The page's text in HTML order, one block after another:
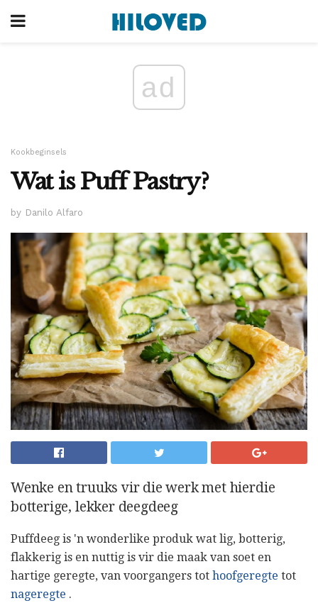
ad
Kookbeginsels
Wat is Puff Pastry?
by Danilo Alfaro
Wenke en truuks vir die werk met hierdie
botterige, lekker deegdeeg
Puffdeeg is 'n wonderlike produk wat lig, botterig,
flakkerig is en nuttig is vir die maak van soet en
hartige geregte, van voorgangers tot hoofgeregte tot
nageregte .